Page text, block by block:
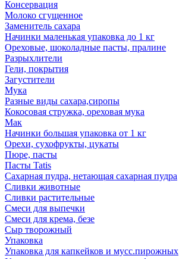
Консервация
Молоко сгущенное
Заменитель сахара
Начинки маленькая упаковка до 1 кг
Ореховые, шоколадные пасты, пралине
Разрыхлители
Гели, покрытия
Загустители
Мука
Разные виды сахара,сиропы
Кокосовая стружка, ореховая мука
Мак
Начинки большая упаковка от 1 кг
Орехи, сухофрукты, цукаты
Пюре, пасты
Пасты Tatis
Сахарная пудра, нетающая сахарная пудра
Сливки животные
Сливки растительные
Смеси для выпечки
Смеси для крема, безе
Сыр творожный
Упаковка
Упаковка для капкейков и мусс.пирожных